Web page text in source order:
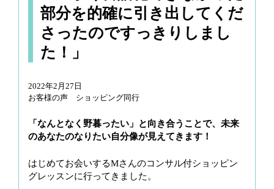
a
v
n
部分を的確に引き出してくだ
さったのですっきりしまし
た！」
2022年2月27日
お客様の声 ショッピング同行
「なんとなく野暮ったい」と向き合うことで、未来
のあなたのなりたい自分像が見えてきます！
はじめてお会いするMさんのコンサル付ショッピン
グレッスンに行ってきました。